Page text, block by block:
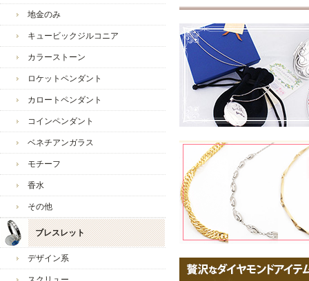
2025/10/22
・秋の
2025/10/15
・本日
2025/10/1
・お
見逃
2025/9/17
・本日
2025/9/3
・最大
2027/8/6
・本
2025/7/2
・
2025/7/2
・【
2025/6/18
・期
開催で
2025/6/4
・本
のお客
2025/5/21
・人気
お店からのコメント
ひろひろ様
いつも当店をご愛好いた
レビューのご投稿も感謝申
大切なお嬢様へのプレゼン
重ねてお礼申し上げます。
お嬢様が喜んでくださるこ
地金のみ
キュービックジルコニア
カラーストーン
ロケットペンダント
カロートペンダント
コインペンダント
ベネチアンガラス
モチーフ
香水
その他
ブレスレット
デザイン系